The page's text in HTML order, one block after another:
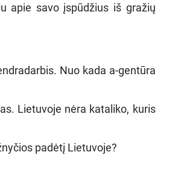
apie savo įspūdžius iš gražių
Nuo kada a-gentūra
Lietuvoje nėra kataliko, kuris
padėtį Lietuvoje?